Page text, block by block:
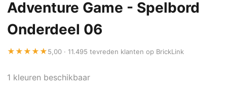
Adventure Game - Spelbord
Onderdeel 06
★★★★★5,00 · 11.495 tevreden klanten op BrickLink
1 kleuren beschikbaar